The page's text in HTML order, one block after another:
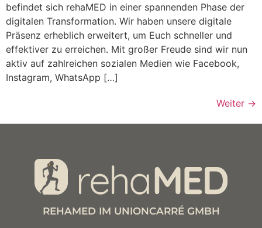
befindet sich rehaMED in einer spannenden Phase der
digitalen Transformation. Wir haben unsere digitale
Präsenz erheblich erweitert, um Euch schneller und
effektiver zu erreichen. Mit großer Freude sind wir nun
aktiv auf zahlreichen sozialen Medien wie Facebook,
Instagram, WhatsApp […]
Weiter →
REHAMED IM UNIONCARRÉ GMBH